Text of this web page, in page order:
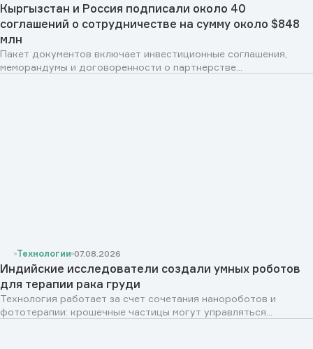
Кыргызстан и Россия подписали около 40
соглашений о сотрудничестве на сумму около $848
млн
Пакет документов включает инвестиционные соглашения,
меморандумы и договоренности о партнерстве...
Технологии 07.08.2026
Индийские исследователи создали умных роботов
для терапии рака груди
Технология работает за счет сочетания нанороботов и
фототерапии: крошечные частицы могут управляться...